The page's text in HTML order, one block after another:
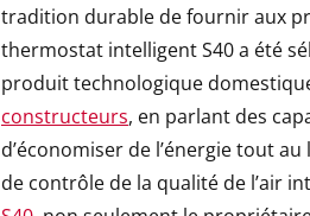
tradition durable de fournir aux
thermostat intelligent S40 a été
produit technologique
constructeurs, en parlant des
d’économiser de l’énergie tout
de contrôle de la qualité de l’air